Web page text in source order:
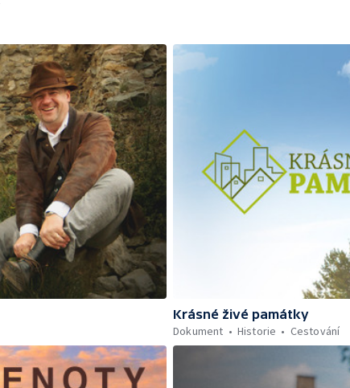
Krásné živé památky
Dokument
Historie Cestování